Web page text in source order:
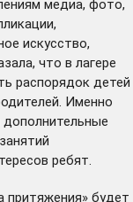
медиа, фото,
искусство,
что в лагере
распорядок детей
Именно
дополнительные
ребят.
притяжения» будет